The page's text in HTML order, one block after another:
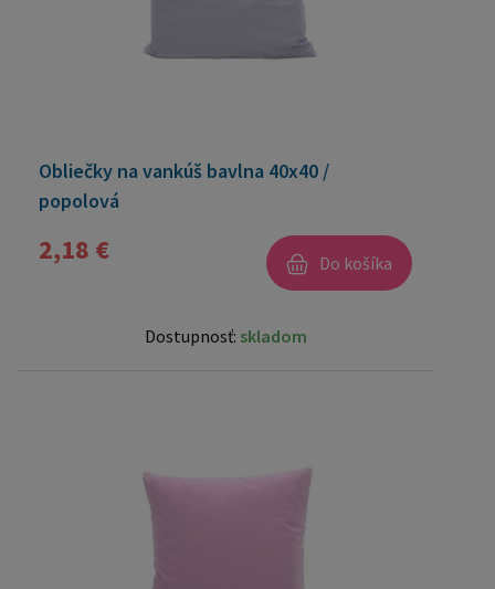
Obliečky na vankúš bavlna 40x40 /
popolová
2,18 € Do košíka
Dostupnosť: skladom